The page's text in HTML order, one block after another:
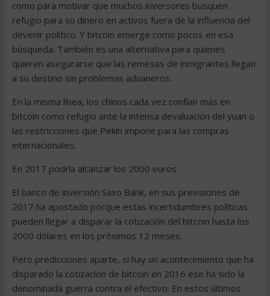
como para motivar que muchos inversores busquen
refugio para su dinero en activos fuera de la influencia del
devenir político. Y bitcoin emerge como pocos en esa
búsqueda. También es una alternativa para quienes
quieren asegurarse que las remesas de inmigrantes llegan
a su destino sin problemas aduaneros.
En la misma línea, los chinos cada vez confían más en
bitcoin como refugio ante la intensa devaluación del yuan o
las restricciones que Pekín impone para las compras
internacionales.
En 2017 podría alcanzar los 2000 euros
El banco de inversión Saxo Bank, en sus previsiones de
2017 ha apostado porque estas incertidumbres políticas
pueden llegar a disparar la cotización del bitcoin hasta los
2000 dólares en los próximos 12 meses.
Pero predicciones aparte, si hay un acontecimiento que ha
disparado la cotización de bitcoin en 2016 ese ha sido la
denominada guerra contra el efectivo. En estos últimos